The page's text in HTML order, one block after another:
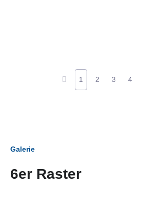
1 2 3 4
Galerie
6er Raster